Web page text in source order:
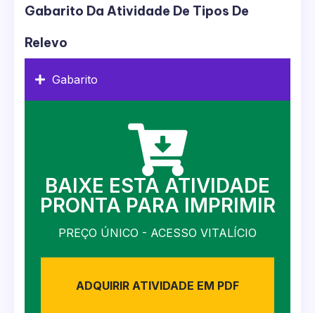
Gabarito Da Atividade De Tipos De
Relevo
Gabarito
BAIXE ESTA ATIVIDADE
PRONTA PARA IMPRIMIR
PREÇO ÚNICO - ACESSO VITALÍCIO
ADQUIRIR ATIVIDADE EM PDF